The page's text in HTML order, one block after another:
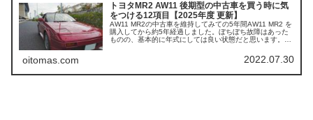
トヨタMR2 AW11 後期型の中古車を買う時に気
をつける12項目【2025年度 更新】
AW11 MR2の中古車を維持してみての5年間AW11 MR2 を
購入してから約5年経過しました。ぼちぼち故障はあった
ものの、基本的に年式にしては良い状態だと思います。今
oitomas.com 2022.07.30